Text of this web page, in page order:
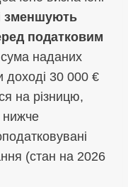
зменшують
податковим
наданих
доході 30 000 €
на різницю,
нижче
(стан на 2026